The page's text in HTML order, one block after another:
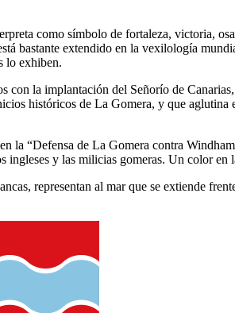
como símbolo de fortaleza, victoria,
bastante extendido en la vexilología
lo exhiben.
con la implantación del Señorío de
históricos de La Gomera, y que
la “Defensa de La Gomera contra
ingleses y las milicias gomeras. Un color
representan al mar que se extiende